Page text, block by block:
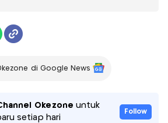
di Google News
Okezone untuk
setiap hari
Follow